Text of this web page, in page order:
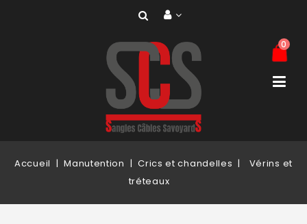
0
Accueil Manutention Crics et chandelles
Vérins et
tréteaux